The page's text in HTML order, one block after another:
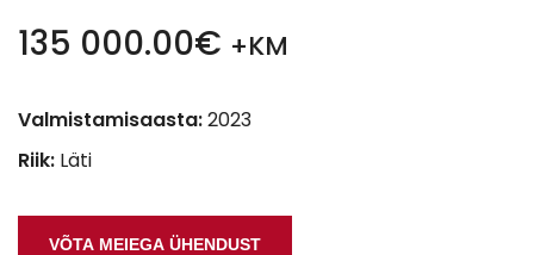
135 000.00€ +KM
Valmistamisaasta:2023
Riik: Läti
VÕTA MEIEGA ÜHENDUST